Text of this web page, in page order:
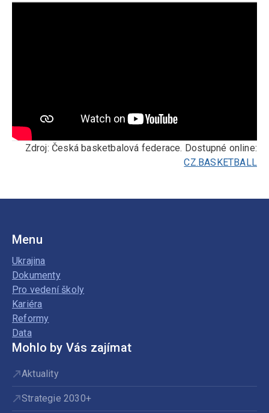
Zdroj: Česká basketbalová federace. Dostupné online:
CZ.BASKETBALL
Menu
Ukrajina
Dokumenty
Pro vedení školy
Kariéra
Reformy
Data
Mohlo by Vás zajímat
Aktuality
Strategie 2030+